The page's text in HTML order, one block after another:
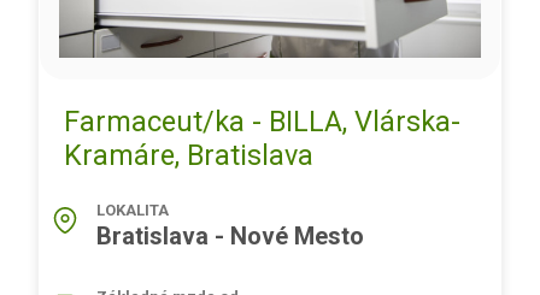
Farmaceut/ka - BILLA, Vlárska-
Kramáre, Bratislava
LOKALITA
Bratislava - Nové Mesto